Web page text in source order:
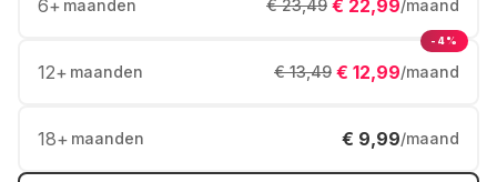
6+ maanden € 22,99/maand
€ 23,49
12+ maanden € 12,99/maand
€ 13,49
-4%
18+ maanden € 9,99/maand